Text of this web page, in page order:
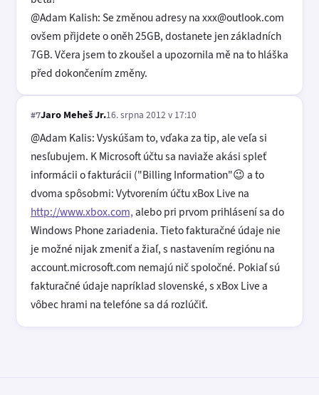
@Adam Kalish: Se změnou adresy na xxx@outlook.com
ovšem přijdete o oněh 25GB, dostanete jen základních
7GB. Včera jsem to zkoušel a upozornila mě na to hláška
před dokončením změny.
#7Jaro Meheš Jr.16. srpna 2012 v 17:10
@Adam Kalis: Vyskúšam to, vďaka za tip, ale veľa si
nesľubujem. K Microsoft účtu sa naviaže akási spleť
informácii o fakturácii ("Billing Information"😉 a to
dvoma spôsobmi: Vytvorením účtu xBox Live na
http://www.xbox.com,alebo pri prvom prihlásení sa do
Windows Phone zariadenia. Tieto fakturačné údaje nie
je možné nijak zmeniť a žiaľ, s nastavením regiónu na
account.microsoft.com nemajú nič spoločné. Pokiaľ sú
fakturačné údaje napríklad slovenské, s xBox Live a
vôbec hrami na telefóne sa dá rozlúčiť.